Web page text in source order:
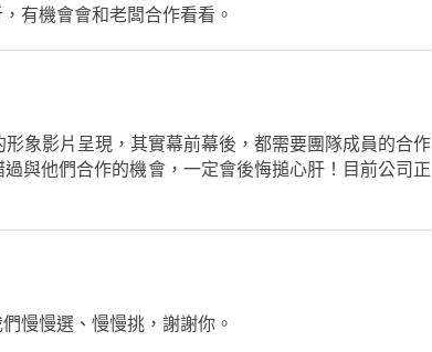
有機會會和老闆合作看看。
象影片呈現，其實幕前幕後，都需要團隊成員的合作
與他們合作的機會，一定會後悔搥心肝！目前公司正
慢慢選、慢慢挑，謝謝你。